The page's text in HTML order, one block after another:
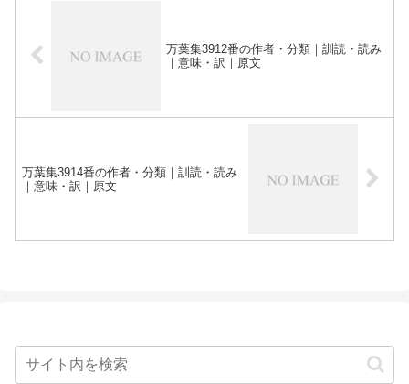
万葉集3912番の作者・分類｜訓読・読み
｜意味・訳｜原文
万葉集3914番の作者・分類｜訓読・読み
｜意味・訳｜原文